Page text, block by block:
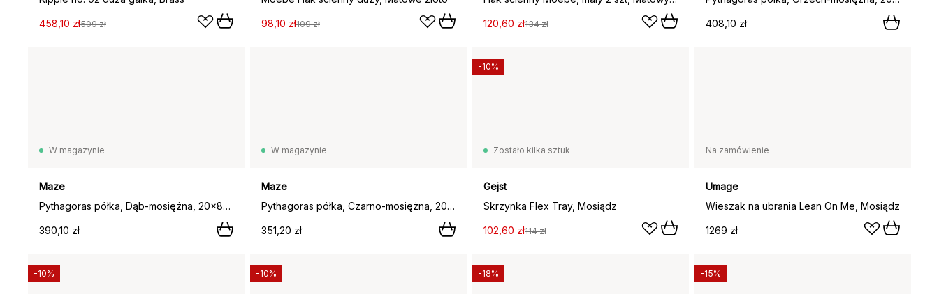
458,10 zł509 zł 98,10 zł109 zł 120,60 zł134 zł 408,10 zł
W magazynie
Maze
Pythagoras półka, Dąb-mosiężna, 20x80 cm,
390,10 zł
W magazynie
Maze
Pythagoras półka, Czarno-mosiężna, 20x80 cm,
351,20 zł
Zostało kilka sztuk
Gejst
Skrzynka Flex Tray, Mosiądz
102,60 zł114 zł
-10%
Na zamówienie
Umage
Wieszak na ubrania Lean On Me, Mosiądz
1269 zł
-10% -10% -18% -15%